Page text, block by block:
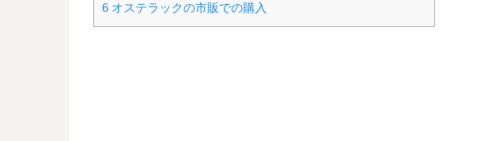
6 オステラックの市販での購入